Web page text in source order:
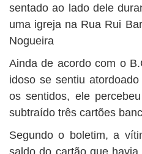
sentado ao lado dele
uma igreja na Rua Rui
Nogueira
Ainda de acordo com o
idoso se sentiu
os sentidos, ele
subtraído três cartões
Segundo o boletim, a
saldo do cartão que